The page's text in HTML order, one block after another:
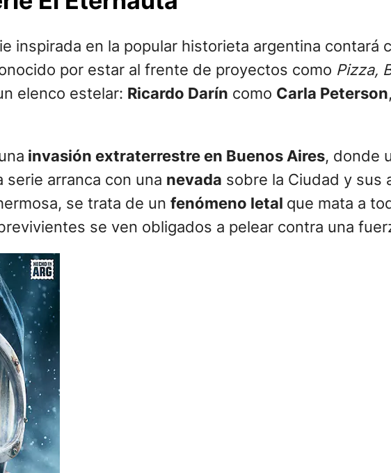
inspirada en la popular historieta argentina contará
por estar al frente de proyectos como Pizza,
elenco estelar: Ricardo Darín como Carla Peterson
invasión extraterrestre en Buenos Aires, donde
arranca con una nevada sobre la Ciudad y sus
se trata de un fenómeno letal que mata a
se ven obligados a pelear contra una